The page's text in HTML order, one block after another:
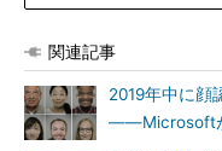
関連記事
2019年中に顔
――Microsoft